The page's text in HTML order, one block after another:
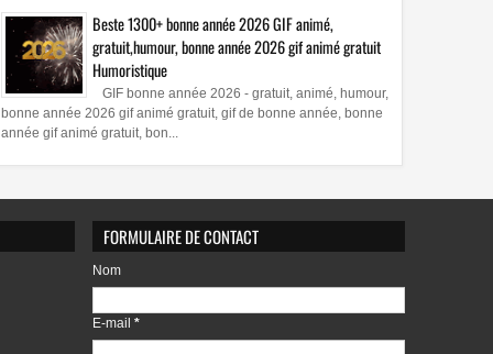
Beste 1300+ bonne année 2026 GIF animé,
gratuit,humour, bonne année 2026 gif animé gratuit
Humoristique
GIF bonne année 2026 - gratuit, animé, humour,
bonne année 2026 gif animé gratuit, gif de bonne année, bonne
année gif animé gratuit, bon...
FORMULAIRE DE CONTACT
Nom
E-mail *